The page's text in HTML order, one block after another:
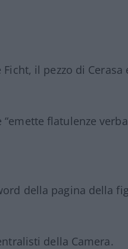
il pezzo di Cerasa
“emette flatulenze
della pagina della
della Camera.